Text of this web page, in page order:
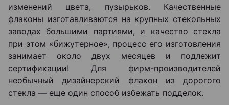
изменений цвета, пузырьков. Качественные
флаконы изготавливаются на крупных стекольных
заводах большими партиями, и качество стекла
при этом «бижутерное», процесс его изготовления
занимает около двух месяцев и подлежит
сертификации! Для фирм-производителей
необычный дизайнерский флакон из дорогого
стекла ― еще один способ избежать подделок.